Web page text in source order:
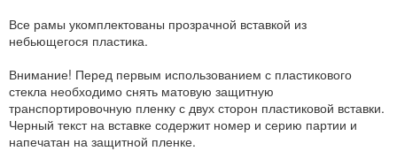
Все рамы укомплектованы прозрачной вставкой из
небьющегося пластика.
Внимание! Перед первым использованием с пластикового
стекла необходимо снять матовую защитную
транспортировочную пленку с двух сторон пластиковой вставки.
Черный текст на вставке содержит номер и серию партии и
напечатан на защитной пленке.